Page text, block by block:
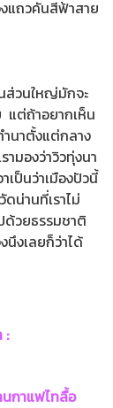
แถวคันสีฟ้าสาย
ส่วนใหญ่มักจะ
แต่ถ้าอยากเห็น
นาตั้งแต่กลาง
ามองว่าวิวทุ่งนา
เป็นว่าเมืองปัวนี้
น่านที่เราไม่
ด้วยธรรมชาติ
นึงเลยก็ว่าได้
:
นกาแฟไทลื้อ